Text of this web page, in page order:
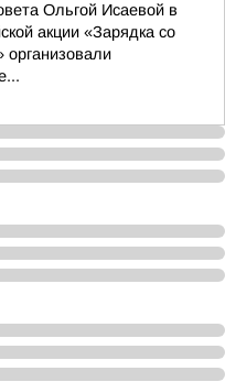
Ольгой Исаевой в
акции «Зарядка со
организовали